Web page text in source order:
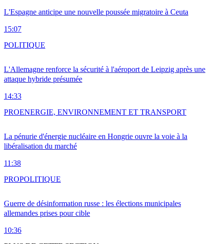
L'Espagne anticipe une nouvelle poussée migratoire à Ceuta
15:07
L'Allemagne renforce la sécurité à l'aéroport de Leipzig après une
attaque hybride présumée
14:33
POLITIQUE
La pénurie d'énergie nucléaire en Hongrie ouvre la voie à la
libéralisation du marché
11:38
PROENERGIE, ENVIRONNEMENT ET TRANSPORT
Guerre de désinformation russe : les élections municipales
allemandes prises pour cible
10:36
PROPOLITIQUE